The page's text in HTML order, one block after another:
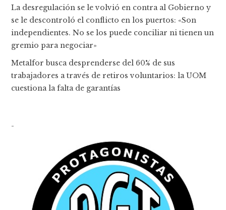
La desregulación se le volvió en contra al Gobierno y
se le descontroló el conflicto en los puertos: «Son
independientes. No se los puede conciliar ni tienen un
gremio para negociar»
Metalfor busca desprenderse del 60% de sus
trabajadores a través de retiros voluntarios: la UOM
cuestiona la falta de garantías
-